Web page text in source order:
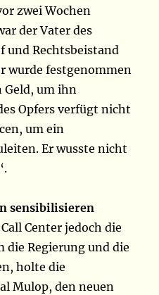
zwei Wochen
der Vater des
und Rechtsbeistand
wurde festgenommen
Geld, um ihn
Opfers verfügt nicht
um ein
Er wusste nicht
sensibilisieren
Center jedoch die
die Regierung und die
holte die
Mulop, den neuen